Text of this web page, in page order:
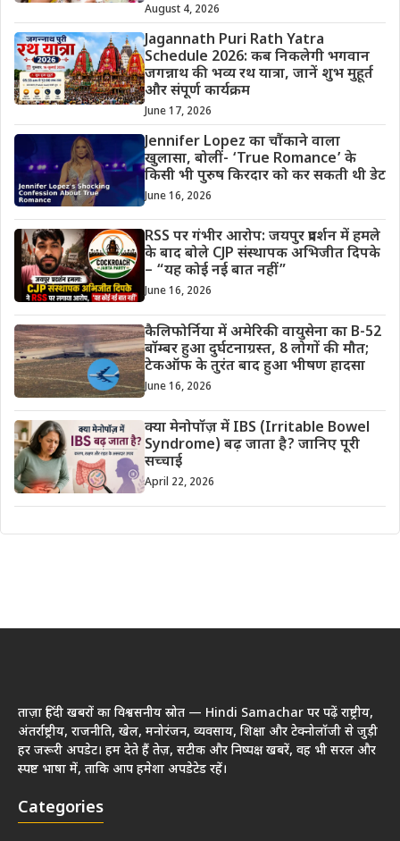
August 4, 2026
Jagannath Puri Rath Yatra
Schedule 2026: कब निकलेगी भगवान
जगन्नाथ की भव्य रथ यात्रा, जानें शुभ मुहूर्त
और संपूर्ण कार्यक्रम
June 17, 2026
Jennifer Lopez का चौंकाने वाला
खुलासा, बोलीं- ‘True Romance’ के
किसी भी पुरुष किरदार को कर सकती थी डेट
June 16, 2026
RSS पर गंभीर आरोप: जयपुर प्रदर्शन में हमले
के बाद बोले CJP संस्थापक अभिजीत दिपके
– “यह कोई नई बात नहीं”
June 16, 2026
कैलिफोर्निया में अमेरिकी वायुसेना का B-52
बॉम्बर हुआ दुर्घटनाग्रस्त, 8 लोगों की मौत;
टेकऑफ के तुरंत बाद हुआ भीषण हादसा
June 16, 2026
क्या मेनोपॉज़ में IBS (Irritable Bowel
Syndrome) बढ़ जाता है? जानिए पूरी
सच्चाई
April 22, 2026
ताज़ा हिंदी खबरों का विश्वसनीय स्रोत — Hindi Samachar पर पढ़ें राष्ट्रीय,
अंतर्राष्ट्रीय, राजनीति, खेल, मनोरंजन, व्यवसाय, शिक्षा और टेक्नोलॉजी से जुड़ी
हर जरूरी अपडेट। हम देते हैं तेज़, सटीक और निष्पक्ष खबरें, वह भी सरल और
स्पष्ट भाषा में, ताकि आप हमेशा अपडेटेड रहें।
Categories